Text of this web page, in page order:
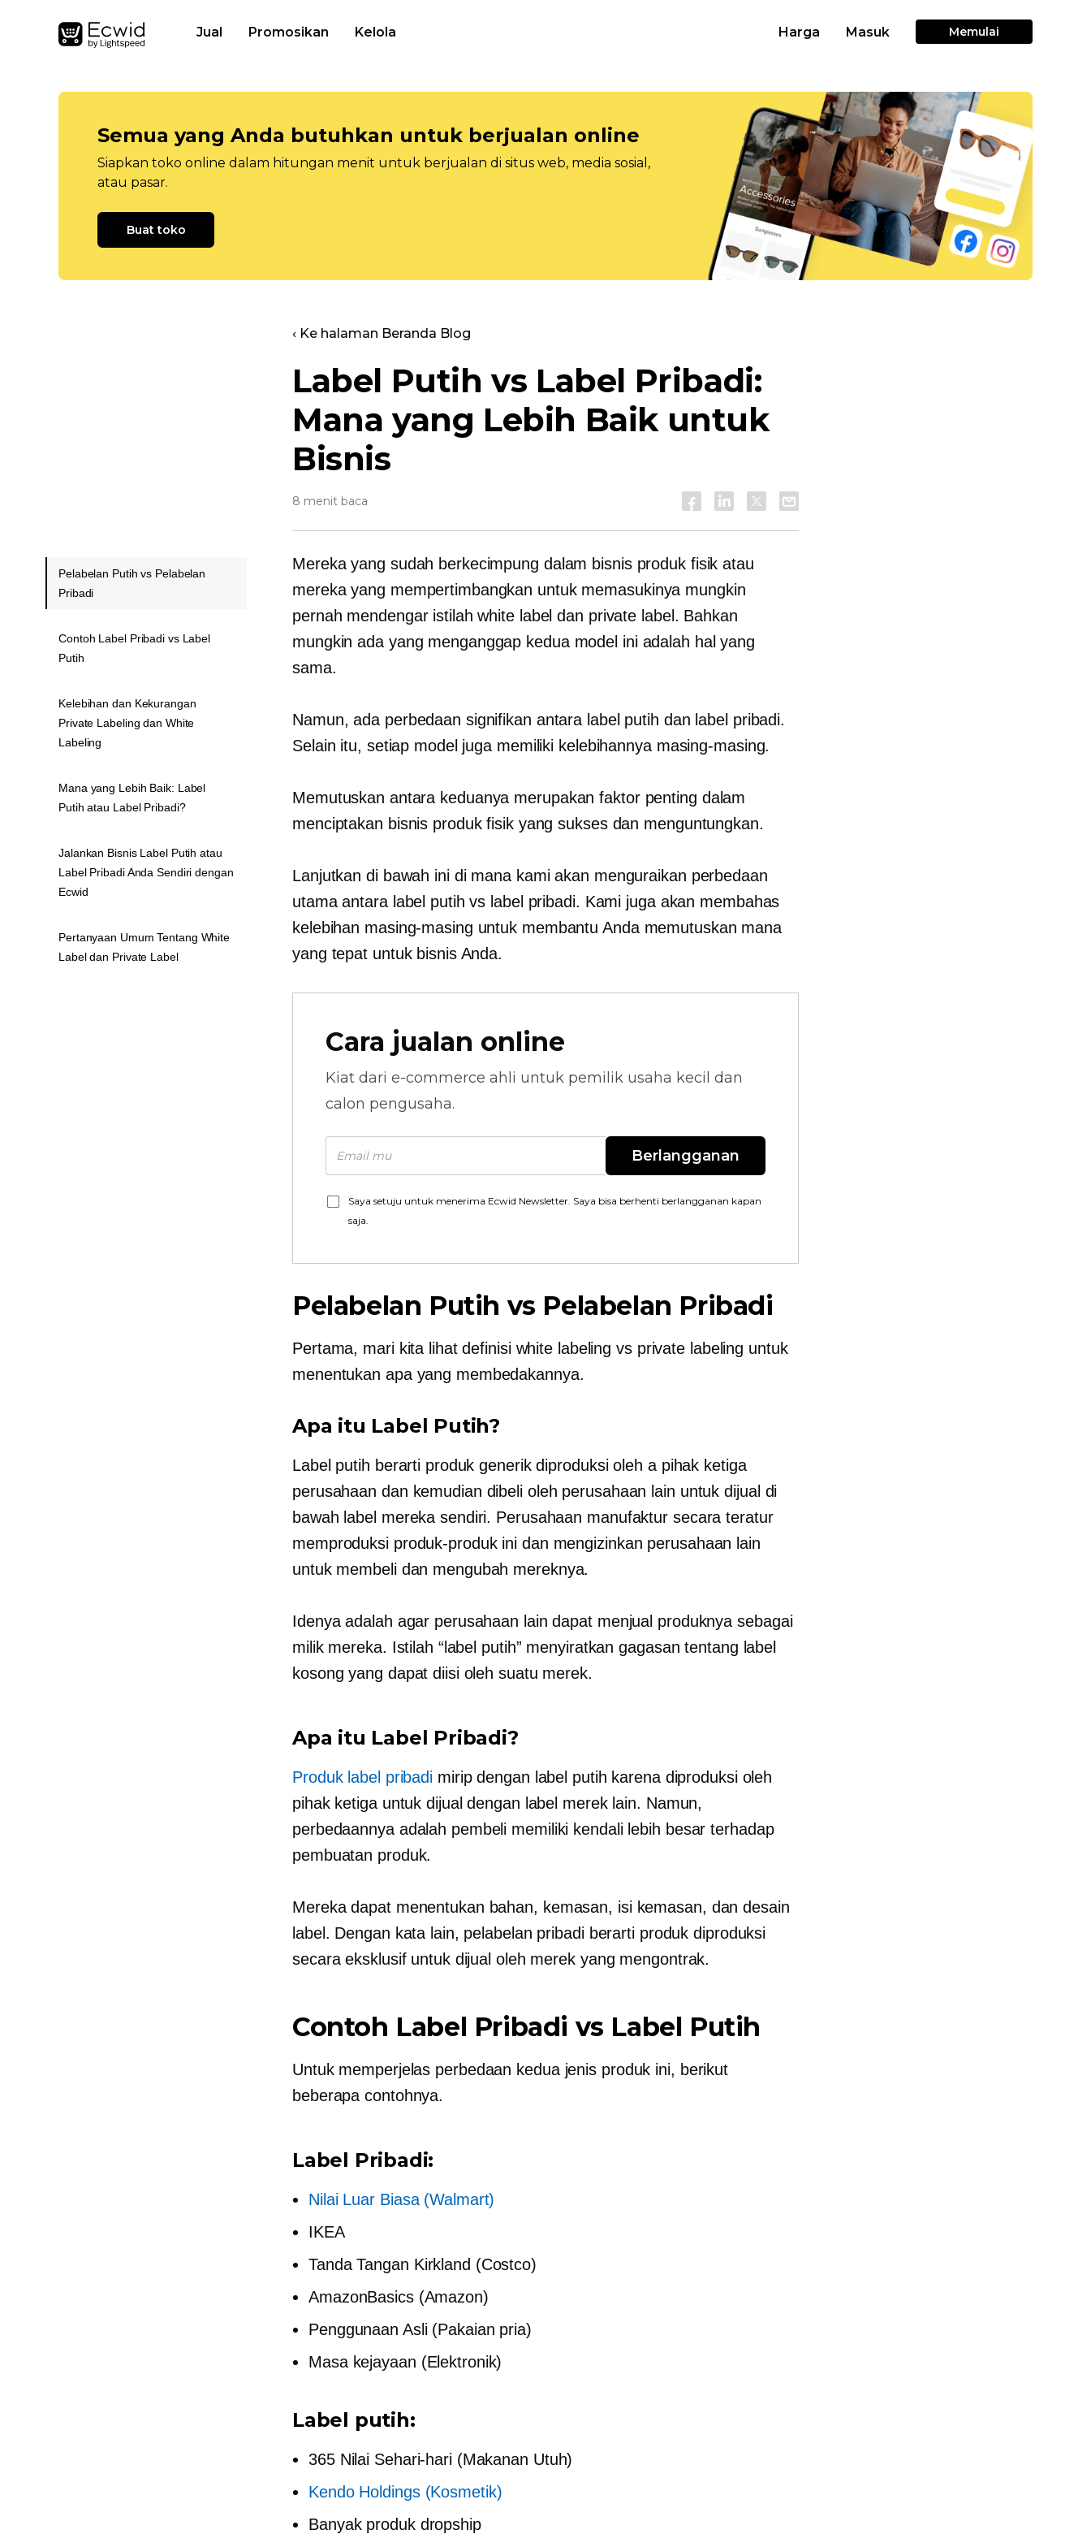
Jual Promosikan Kelola Harga Masuk Memulai
Semua yang Anda butuhkan untuk berjualan online
Siapkan toko online dalam hitungan menit untuk berjualan di situs web, media sosial,
atau pasar.
Buat toko
‹ Ke halaman Beranda Blog
Label Putih vs Label Pribadi:
Mana yang Lebih Baik untuk
Bisnis
8 menit baca
Mereka yang sudah berkecimpung dalam bisnis produk fisik atau
mereka yang mempertimbangkan untuk memasukinya mungkin
pernah mendengar istilah white label dan private label. Bahkan
mungkin ada yang menganggap kedua model ini adalah hal yang
sama.
Namun, ada perbedaan signifikan antara label putih dan label pribadi.
Selain itu, setiap model juga memiliki kelebihannya masing-masing.
Memutuskan antara keduanya merupakan faktor penting dalam
menciptakan bisnis produk fisik yang sukses dan menguntungkan.
Lanjutkan di bawah ini di mana kami akan menguraikan perbedaan
utama antara label putih vs label pribadi. Kami juga akan membahas
kelebihan masing-masing untuk membantu Anda memutuskan mana
yang tepat untuk bisnis Anda.
Cara jualan online
Kiat dari e-commerce ahli untuk pemilik usaha kecil dan
calon pengusaha.
Berlangganan
Saya setuju untuk menerima Ecwid Newsletter. Saya bisa berhenti berlangganan kapan
saja.
Pelabelan Putih vs Pelabelan Pribadi
Pertama, mari kita lihat definisi white labeling vs private labeling untuk
menentukan apa yang membedakannya.
Apa itu Label Putih?
Label putih berarti produk generik diproduksi oleh a pihak ketiga
perusahaan dan kemudian dibeli oleh perusahaan lain untuk dijual di
bawah label mereka sendiri. Perusahaan manufaktur secara teratur
memproduksi produk-produk ini dan mengizinkan perusahaan lain
untuk membeli dan mengubah mereknya.
Idenya adalah agar perusahaan lain dapat menjual produknya sebagai
milik mereka. Istilah “label putih” menyiratkan gagasan tentang label
kosong yang dapat diisi oleh suatu merek.
Apa itu Label Pribadi?
Produk label pribadi mirip dengan label putih karena diproduksi oleh
pihak ketiga untuk dijual dengan label merek lain. Namun,
perbedaannya adalah pembeli memiliki kendali lebih besar terhadap
pembuatan produk.
Mereka dapat menentukan bahan, kemasan, isi kemasan, dan desain
label. Dengan kata lain, pelabelan pribadi berarti produk diproduksi
secara eksklusif untuk dijual oleh merek yang mengontrak.
Contoh Label Pribadi vs Label Putih
Untuk memperjelas perbedaan kedua jenis produk ini, berikut
beberapa contohnya.
Label Pribadi:
Nilai Luar Biasa (Walmart)
IKEA
Tanda Tangan Kirkland (Costco)
AmazonBasics (Amazon)
Penggunaan Asli (Pakaian pria)
Masa kejayaan (Elektronik)
Label putih:
365 Nilai Sehari-hari (Makanan Utuh)
Kendo Holdings (Kosmetik)
Banyak produk dropship
Pelabelan Putih vs Pelabelan
Pribadi
Contoh Label Pribadi vs Label
Putih
Kelebihan dan Kekurangan
Private Labeling dan White
Labeling
Mana yang Lebih Baik: Label
Putih atau Label Pribadi?
Jalankan Bisnis Label Putih atau
Label Pribadi Anda Sendiri dengan
Ecwid
Pertanyaan Umum Tentang White
Label dan Private Label